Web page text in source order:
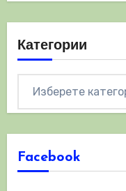
Категории
Facebook